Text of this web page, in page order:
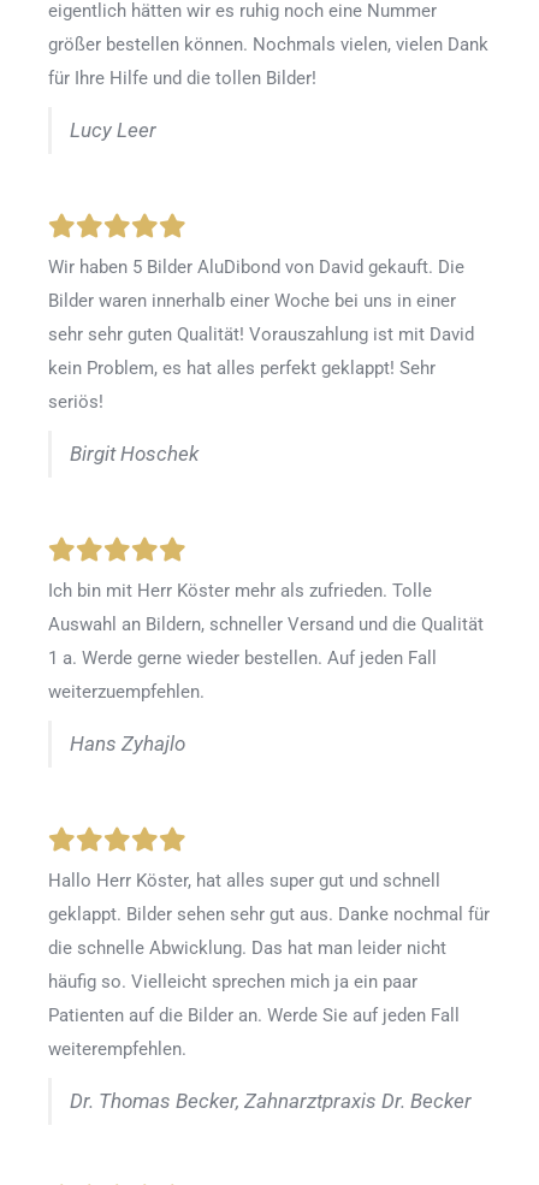
eigentlich hätten wir es ruhig noch eine Nummer
größer bestellen können. Nochmals vielen, vielen Dank
für Ihre Hilfe und die tollen Bilder!
Lucy Leer
Wir haben 5 Bilder AluDibond von David gekauft. Die
Bilder waren innerhalb einer Woche bei uns in einer
sehr sehr guten Qualität! Vorauszahlung ist mit David
kein Problem, es hat alles perfekt geklappt! Sehr
seriös!
Birgit Hoschek
Ich bin mit Herr Köster mehr als zufrieden. Tolle
Auswahl an Bildern, schneller Versand und die Qualität
1 a. Werde gerne wieder bestellen. Auf jeden Fall
weiterzuempfehlen.
Hans Zyhajlo
Hallo Herr Köster, hat alles super gut und schnell
geklappt. Bilder sehen sehr gut aus. Danke nochmal für
die schnelle Abwicklung. Das hat man leider nicht
häufig so. Vielleicht sprechen mich ja ein paar
Patienten auf die Bilder an. Werde Sie auf jeden Fall
weiterempfehlen.
Dr. Thomas Becker, Zahnarztpraxis Dr. Becker